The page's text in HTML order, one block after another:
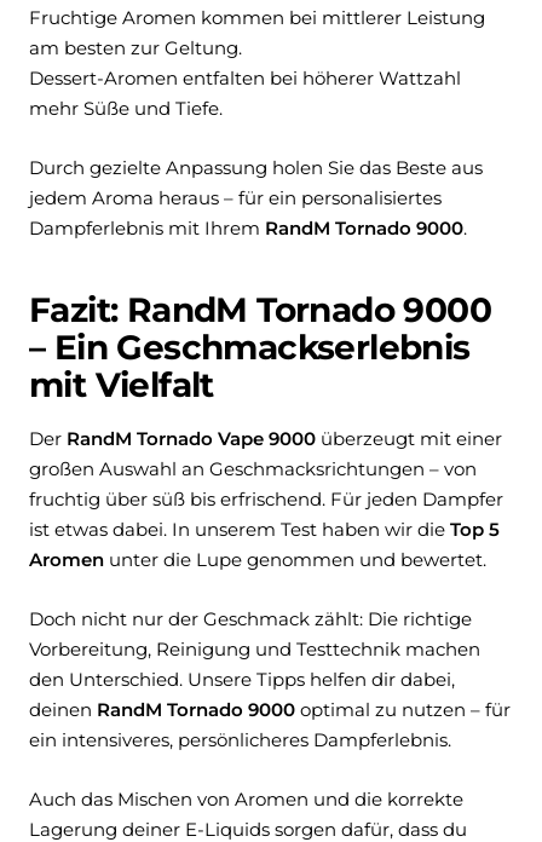
Fruchtige Aromen kommen bei mittlerer Leistung
am besten zur Geltung.
Dessert-Aromen entfalten bei höherer Wattzahl
mehr Süße und Tiefe.
Durch gezielte Anpassung holen Sie das Beste aus
jedem Aroma heraus – für ein personalisiertes
Dampferlebnis mit Ihrem RandM Tornado 9000.
Fazit: RandM Tornado 9000
– Ein Geschmackserlebnis
mit Vielfalt
Der RandM Tornado Vape 9000 überzeugt mit einer
großen Auswahl an Geschmacksrichtungen – von
fruchtig über süß bis erfrischend. Für jeden Dampfer
ist etwas dabei. In unserem Test haben wir die Top 5
Aromen unter die Lupe genommen und bewertet.
Doch nicht nur der Geschmack zählt: Die richtige
Vorbereitung, Reinigung und Testtechnik machen
den Unterschied. Unsere Tipps helfen dir dabei,
deinen RandM Tornado 9000 optimal zu nutzen – für
ein intensiveres, persönlicheres Dampferlebnis.
Auch das Mischen von Aromen und die korrekte
Lagerung deiner E-Liquids sorgen dafür, dass du